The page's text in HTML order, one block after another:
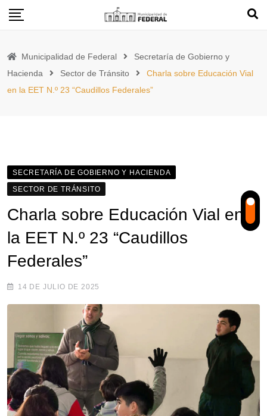
Skip
Municipalidad de Federal
Secretaría de Gobierno y
Hacienda
Sector de Tránsito
Charla sobre Educación Vial
en la EET N.º 23 “Caudillos Federales”
SECRETARÍA DE GOBIERNO Y HACIENDA
SECTOR DE TRÁNSITO
Charla sobre Educación Vial en
la EET N.º 23 “Caudillos
Federales”
14 DE JULIO DE 2025